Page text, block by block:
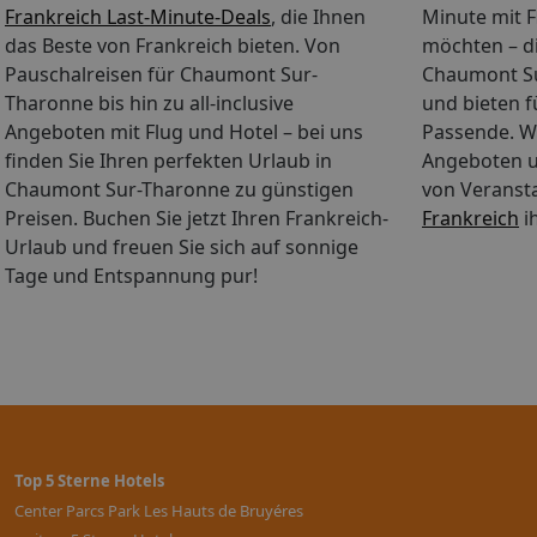
möglich). ***
klassifiziert Unterhaltung:
inklusive: Tropisches
Wildwasserbahn mit
(Änderungen
Jump (der ultimative Kick
in großer Höhe mit Hänge-
outdoor),Reiten,
Babybett und ein Hochstuhl
müssen vorab kostenpflichtig
Sie der A10 Richtung Orléans
Bourges der folgen Sie
Frankreich Last-Minute-Deals, die Ihnen
das Beste von Frankreich bieten. Von
Pauschalreisen für Chaumont Sur-
Tharonne bis hin zu all-inclusive
Angeboten mit Flug und Hotel – bei uns
finden Sie Ihren perfekten Urlaub in
Chaumont Sur-Tharonne zu günstigen
Preisen. Buchen Sie jetzt Ihren Frankreich-
Urlaub und freuen Sie sich auf sonnige
Tage und Entspannung pur!
Minute mit
möchten –
Chaumont
und bieten
Passende.
Angeboten
von
Frankreich
Top 5 Sterne Hotels
Center Parcs Park Les Hauts de Bruyéres